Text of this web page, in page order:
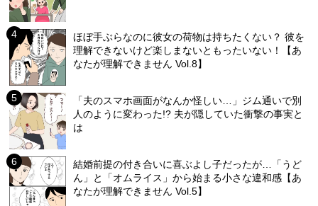
ほぼ手ぶらなのに彼女の荷物は持ちたくない？ 彼を
理解できないけど楽しまないともったいない！【あ
なたが理解できません Vol.8】
「夫のスマホ画面がなんか怪しい…」ジム通いで別
人のように変わった!? 夫が隠していた衝撃の事実と
は
結婚前提の付き合いに喜ぶよし子だったが…「うど
ん」と「オムライス」から始まる小さな違和感【あ
なたが理解できません Vol.5】